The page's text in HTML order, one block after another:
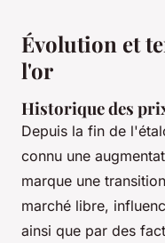
Évolution et
l'or
Historique des
Depuis la fin de
connu une
marque une
marché libre,
ainsi que par des